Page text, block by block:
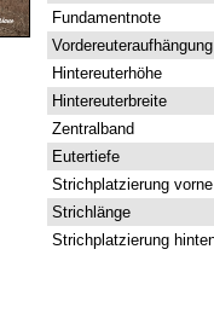
Fundamentnote
Vordereuteraufhängung
Hintereuterhöhe
Hintereuterbreite
Zentralband
Eutertiefe
Strichplatzierung vorne
Strichlänge
Strichplatzierung